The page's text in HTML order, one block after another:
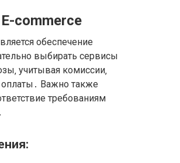
commerce
обеспечение
выбирать сервисы
учитывая комиссии‚
Важно также
требованиям